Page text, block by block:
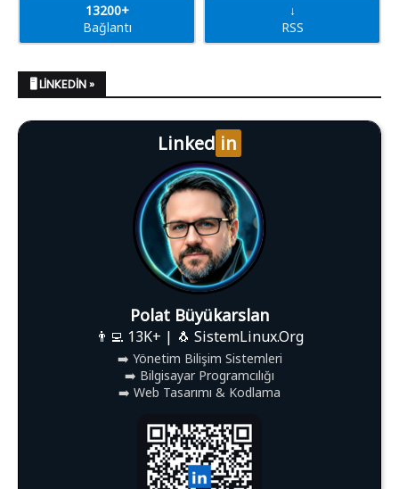
13200+
Bağlantı
↓
RSS
🖥️ LINKEDIN »
Linked in
Polat Büyükarslan
👨‍💻 13K+ | 🐧 SistemLinux.Org
➡️ Yönetim Bilişim Sistemleri
➡️ Bilgisayar Programcılığı
➡️ Web Tasarımı & Kodlama